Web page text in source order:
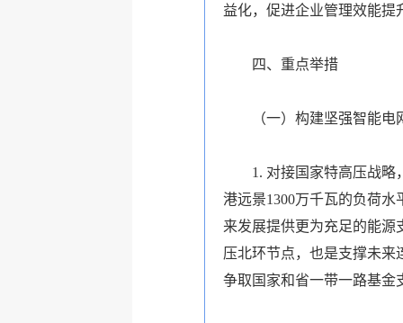
益化，促进企业管理效能提
四、重点举措
（一）构建坚强智能电网
1. 对接国家特高压战略
港远景1300万千瓦的负荷水
来发展提供更为充足的能源
压北环节点，也是支撑未来
争取国家和省一带一路基金